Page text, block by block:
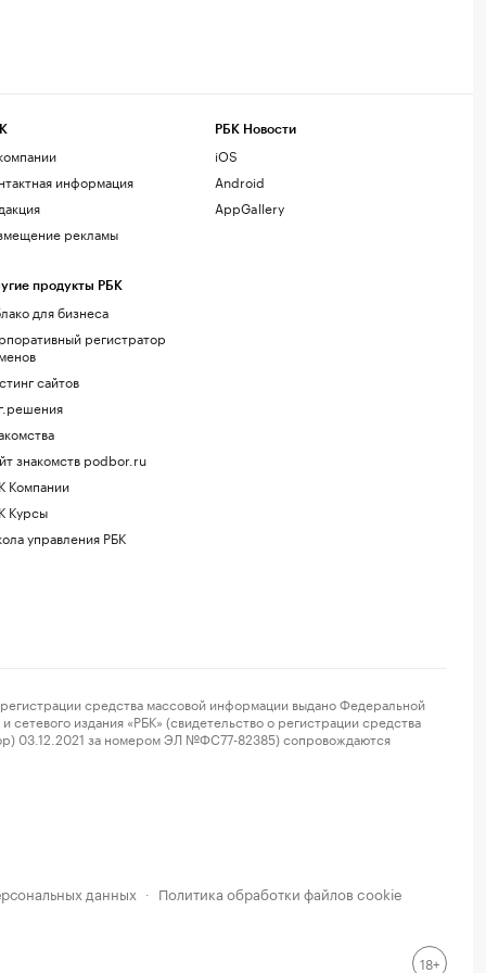
информация
рекламы
продукты РБК
для бизнеса
регистратор
сайтов
знакомств podbor.ru
Компании
Курсы
управления РБК
РБК Новости
iOS
Android
AppGallery
средства массовой информации выдано Федеральной
издания «РБК» (свидетельство о регистрации средства
03.12.2021 за номером ЭЛ №ФС77-82385) сопровождаются
данных · Политика обработки файлов cookie
18+